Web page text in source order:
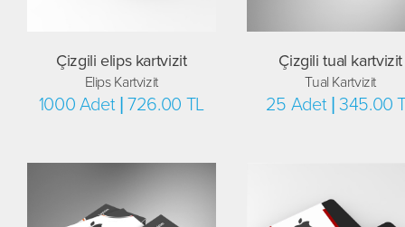
Çizgili elips kartvizit
Elips Kartvizit
1000 Adet | 726.00 TL
Çizgili tual kartvizit
Tual Kartvizit
25 Adet | 345.00